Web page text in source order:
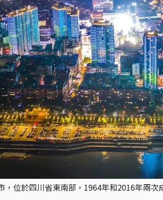
，位於四川省東南部，1964年和2016年兩次